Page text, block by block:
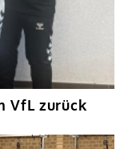
VfL zurück